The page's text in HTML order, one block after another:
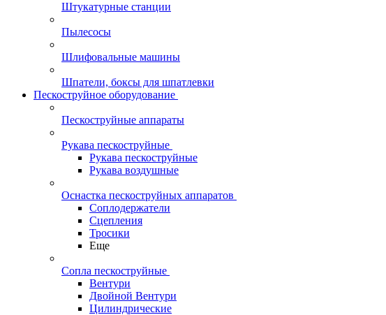
Штукатурные станции
Пылесосы
Шлифовальные машины
Шпатели, боксы для шпатлевки
Пескоструйное оборудование
Пескоструйные аппараты
Рукава пескоструйные
Рукава пескоструйные
Рукава воздушные
Оснастка пескоструйных аппаратов
Соплодержатели
Сцепления
Тросики
Еще
Сопла пескоструйные
Вентури
Двойной Вентури
Цилиндрические